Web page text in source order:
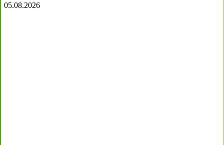
05.08.2026